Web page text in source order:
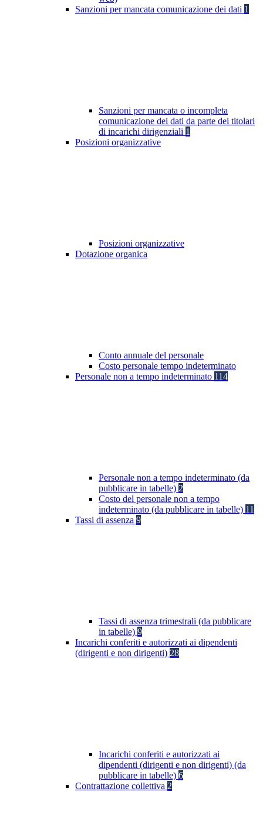
Sanzioni per mancata comunicazione dei dati 1
Sanzioni per mancata o incompleta
comunicazione dei dati da parte dei titolari
di incarichi dirigenziali 1
Posizioni organizzative
Posizioni organizzative
Dotazione organica
Conto annuale del personale
Costo personale tempo indeterminato
Personale non a tempo indeterminato 114
Personale non a tempo indeterminato (da
pubblicare in tabelle) 2
Costo del personale non a tempo
indeterminato (da pubblicare in tabelle) 11
Tassi di assenza 9
Tassi di assenza trimestrali (da pubblicare
in tabelle) 9
Incarichi conferiti e autorizzati ai dipendenti
(dirigenti e non dirigenti) 28
Incarichi conferiti e autorizzati ai
dipendenti (dirigenti e non dirigenti) (da
pubblicare in tabelle) 6
Contrattazione collettiva 2